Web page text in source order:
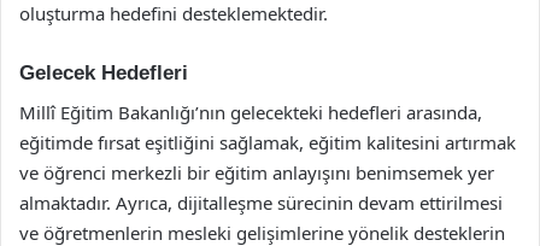
oluşturma hedefini desteklemektedir.
Gelecek Hedefleri
Millî Eğitim Bakanlığı’nın gelecekteki hedefleri arasında,
eğitimde fırsat eşitliğini sağlamak, eğitim kalitesini artırmak
ve öğrenci merkezli bir eğitim anlayışını benimsemek yer
almaktadır. Ayrıca, dijitalleşme sürecinin devam ettirilmesi
ve öğretmenlerin mesleki gelişimlerine yönelik desteklerin